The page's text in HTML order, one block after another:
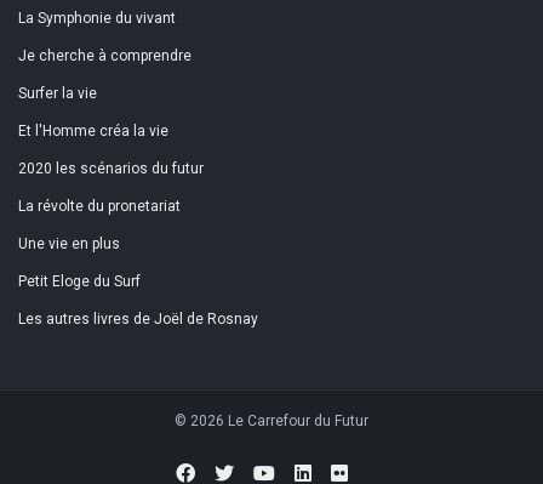
La Symphonie du vivant
Je cherche à comprendre
Surfer la vie
Et l'Homme créa la vie
2020 les scénarios du futur
La révolte du pronetariat
Une vie en plus
Petit Eloge du Surf
Les autres livres de Joël de Rosnay
© 2026 Le Carrefour du Futur